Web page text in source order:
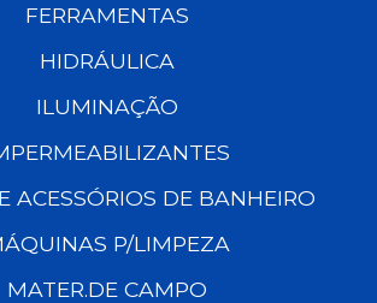
FERRAMENTAS
HIDRÁULICA
ILUMINAÇÃO
ACESSÓRIOS DE BANHEIRO
P/LIMPEZA
MATER.DE CAMPO